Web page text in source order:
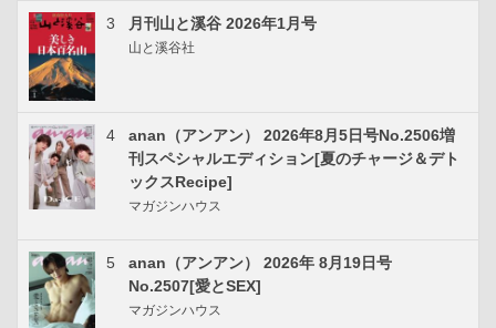
3 月刊山と溪谷 2026年1月号
山と溪谷社
4
anan（アンアン） 2026年8月5日号No.2506増
刊スペシャルエディション[夏のチャージ＆デト
ックスRecipe]
マガジンハウス
5
anan（アンアン） 2026年 8月19日号
No.2507[愛とSEX]
マガジンハウス